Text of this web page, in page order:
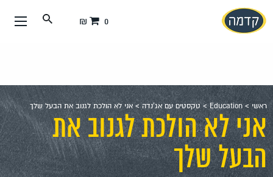
עבור
אל
0 ₪
ראשי >
Education
>טקסטים עם אג'נדה> אני לא הולכת לגנוב את הבעל שלך
אני לא הולכת לגנוב את
הבעל שלך